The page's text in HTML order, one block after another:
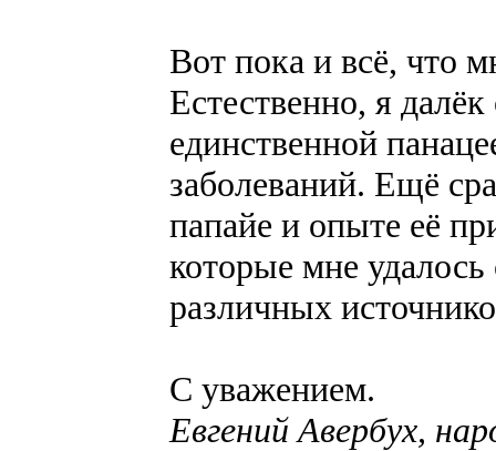
Вот пока и всё, что
Естественно, я
единственной
заболеваний. Ещё
папайе и опыте её
которые мне
различных
С уважением.
Евгений Авербух,